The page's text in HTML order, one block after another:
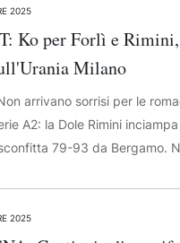
2025
Ko per Forlì e
Milano
arrivano sorrisi per le
A2: la Dole Rimini
79-93 da Bergamo.
biancorossi la seconda
Niente da fare anche per
2025